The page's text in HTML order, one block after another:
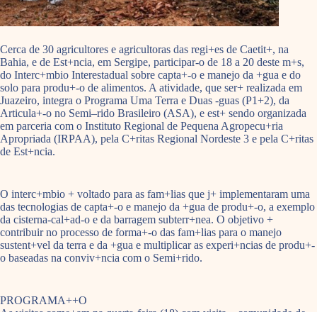
Cerca de 30 agricultores e agricultoras das regi+es de Caetit+, na
Bahia, e de Est+ncia, em Sergipe, participar-o de 18 a 20 deste m+s,
do Interc+mbio Interestadual sobre capta+-o e manejo da +gua e do
solo para produ+-o de alimentos. A atividade, que ser+ realizada em
Juazeiro, integra o Programa Uma Terra e Duas -guas (P1+2), da
Articula+-o no Semi–rido Brasileiro (ASA), e est+ sendo organizada
em parceria com o Instituto Regional de Pequena Agropecu+ria
Apropriada (IRPAA), pela C+ritas Regional Nordeste 3 e pela C+ritas
de Est+ncia.
O interc+mbio + voltado para as fam+lias que j+ implementaram uma
das tecnologias de capta+-o e manejo da +gua de produ+-o, a exemplo
da cisterna-cal+ad-o e da barragem subterr+nea. O objetivo +
contribuir no processo de forma+-o das fam+lias para o manejo
sustent+vel da terra e da +gua e multiplicar as experi+ncias de produ+-
o baseadas na conviv+ncia com o Semi+rido.
PROGRAMA++O